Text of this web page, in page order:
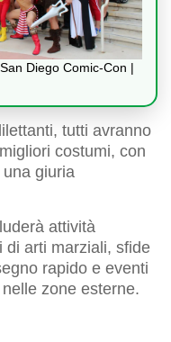
Diego Comic-Con |
tutti avranno
costumi, con
giuria
attività
di arti marziali, sfide
rapido e eventi
zone esterne.